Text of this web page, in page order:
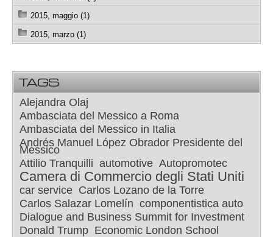
2015, maggio (1)
2015, marzo (1)
TAGS
Alejandra Olaj
Ambasciata del Messico a Roma
Ambasciata del Messico in Italia
Andrés Manuel López Obrador Presidente del
Messico
Attilio Tranquilli automotive Autopromotec
Camera di Commercio degli Stati Uniti
car service Carlos Lozano de la Torre
Carlos Salazar Lomelín componentistica auto
Dialogue and Business Summit for Investment
Donald Trump Economic London School